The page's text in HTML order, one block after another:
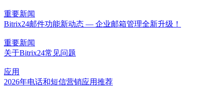
重要新闻
Bitrix24邮件功能新动态 — 企业邮箱管理全新升级！
重要新闻
关于Bitrix24常见问题
应用
2026年电话和短信营销应用推荐